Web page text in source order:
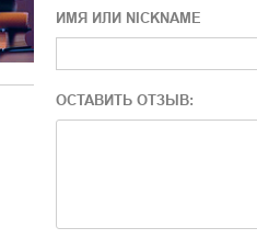
ИМЯ ИЛИ NICKNAME
ОСТАВИТЬ ОТЗЫВ: